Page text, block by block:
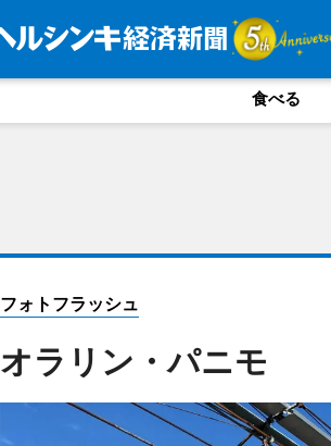
食べる
フォトフラッシュ
オラリン・パニモ